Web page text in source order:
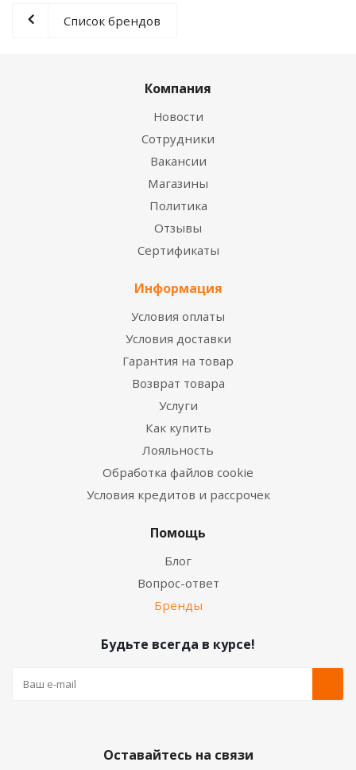
Список брендов
Компания
Новости
Сотрудники
Вакансии
Магазины
Политика
Отзывы
Сертификаты
Информация
Условия оплаты
Условия доставки
Гарантия на товар
Возврат товара
Услуги
Как купить
Лояльность
Обработка файлов cookie
Условия кредитов и рассрочек
Помощь
Блог
Вопрос-ответ
Бренды
Будьте всегда в курсе!
Оставайтесь на связи